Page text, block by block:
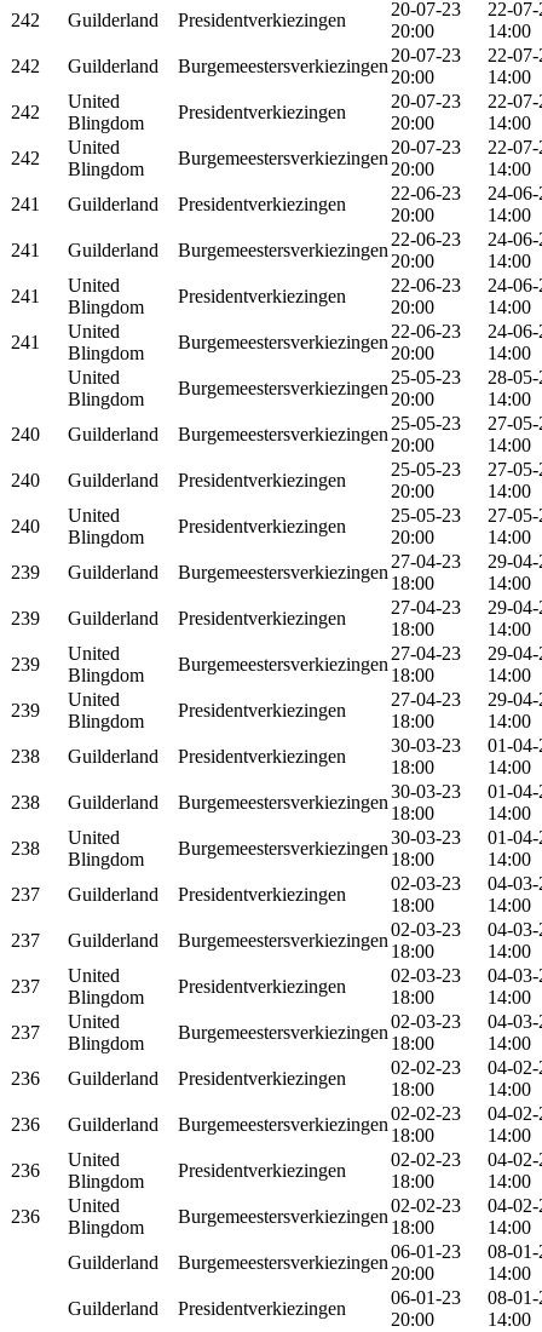
242 Guilderland Presidentverkiezingen
20-07-23
20:00
22-07-
14:00
242
Guilderland Burgemeestersverkiezingen
20-07-23
20:00
22-07-
14:00
242
United
Blingdom
Presidentverkiezingen
20-07-23
20:00
22-07-
14:00
242
United
Blingdom
Burgemeestersverkiezingen
20-07-23
20:00
22-07-
14:00
241
Guilderland Presidentverkiezingen
22-06-23
20:00
24-06-
14:00
241
Guilderland Burgemeestersverkiezingen
22-06-23
20:00
24-06-
14:00
241
United
Blingdom
Presidentverkiezingen
22-06-23
20:00
24-06-
14:00
241
United
Blingdom
Burgemeestersverkiezingen
22-06-23
20:00
24-06-
14:00
United
Blingdom
Burgemeestersverkiezingen
25-05-23
20:00
28-05-
14:00
240
Guilderland Burgemeestersverkiezingen
25-05-23
20:00
27-05-
14:00
240
Guilderland Presidentverkiezingen
25-05-23
20:00
27-05-
14:00
240
United
Blingdom
Presidentverkiezingen
25-05-23
20:00
27-05-
14:00
239
Guilderland Burgemeestersverkiezingen
27-04-23
18:00
29-04-
14:00
239
Guilderland Presidentverkiezingen
27-04-23
18:00
29-04-
14:00
239
United
Blingdom
Burgemeestersverkiezingen
27-04-23
18:00
29-04-
14:00
239
United
Blingdom
Presidentverkiezingen
27-04-23
18:00
29-04-
14:00
238
Guilderland Presidentverkiezingen
30-03-23
18:00
01-04-
14:00
238
Guilderland Burgemeestersverkiezingen
30-03-23
18:00
01-04-
14:00
238
United
Blingdom
Burgemeestersverkiezingen
30-03-23
18:00
01-04-
14:00
237
Guilderland Presidentverkiezingen
02-03-23
18:00
04-03-
14:00
237
Guilderland Burgemeestersverkiezingen
02-03-23
18:00
04-03-
14:00
237
United
Blingdom
Presidentverkiezingen
02-03-23
18:00
04-03-
14:00
237
United
Blingdom
Burgemeestersverkiezingen
02-03-23
18:00
04-03-
14:00
236
Guilderland Presidentverkiezingen
02-02-23
18:00
04-02-
14:00
236
Guilderland Burgemeestersverkiezingen
02-02-23
18:00
04-02-
14:00
236
United
Blingdom
Presidentverkiezingen
02-02-23
18:00
04-02-
14:00
236
United
Blingdom
Burgemeestersverkiezingen
02-02-23
18:00
04-02-
14:00
Guilderland
Burgemeestersverkiezingen
06-01-23
20:00
08-01-
14:00
Guilderland
Presidentverkiezingen
06-01-23
20:00
08-01-
14:00